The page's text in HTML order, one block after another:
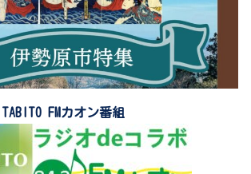
FMカオン番組